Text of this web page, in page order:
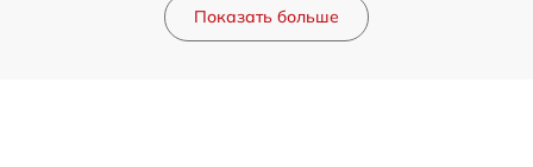
Показать больше